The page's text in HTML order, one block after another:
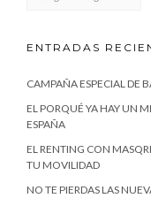
ENTRADAS
CAMPAÑA ESPECIAL DE
EL PORQUÉ YA HAY UN
ESPAÑA
EL RENTING CON
TU MOVILIDAD
NO TE PIERDAS LAS